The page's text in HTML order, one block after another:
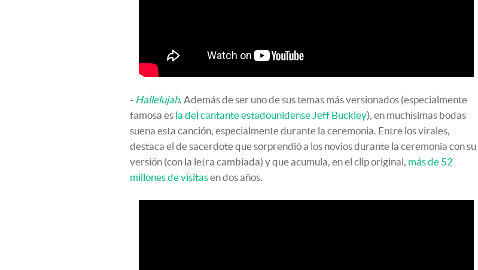
- Hallelujah. Además de ser uno de sus temas más versionados (especialmente
famosa es la del cantante estadounidense Jeff Buckley), en muchísimas bodas
suena esta canción, especialmente durante la ceremonia. Entre los virales,
destaca el de sacerdote que sorprendió a los novios durante la ceremonia con su
versión (con la letra cambiada) y que acumula, en el clip original, más de 52
millones de visitasen dos años.